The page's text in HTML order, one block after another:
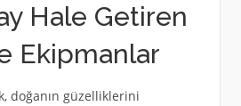
Hale Getiren
Ekipmanlar
doğanın güzelliklerini